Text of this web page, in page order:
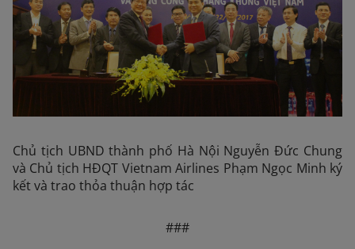
Chủ tịch UBND thành phố Hà Nội Nguyễn Đức Chung
và Chủ tịch HĐQT Vietnam Airlines Phạm Ngọc Minh ký
kết và trao thỏa thuận hợp tác
###